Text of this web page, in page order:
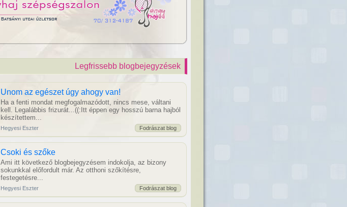
Legfrissebb blogbejegyzések
Unom az egészet úgy ahogy van!
Ha a fenti mondat megfogalmazódott, nincs mese, váltani
kell. Legalábbis frizurát...((:Itt éppen egy hosszú barna hajból
készítettem...
Fodrászat blog
Hegyesi Eszter
Csoki és szőke
Ami itt következő blogbejegyzésem indokolja, az bizony
sokunkkal előfordult már. Az otthoni szőkítésre,
festegetésre...
Fodrászat blog
Hegyesi Eszter